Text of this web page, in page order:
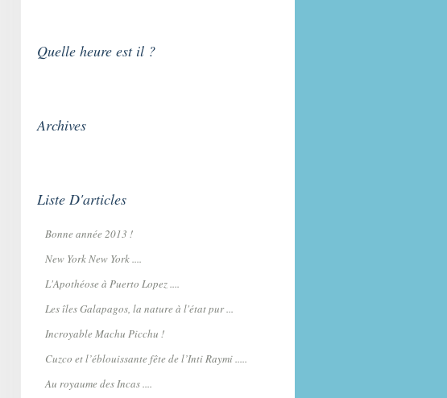
Quelle heure est il ?
Archives
Liste D'articles
Bonne année 2013 !
New York New York ....
L'Apothéose à Puerto Lopez ....
Les îles Galapagos, la nature à l'état pur ...
Incroyable Machu Picchu !
Cuzco et l’éblouissante fête de l’Inti Raymi .....
Au royaume des Incas ....